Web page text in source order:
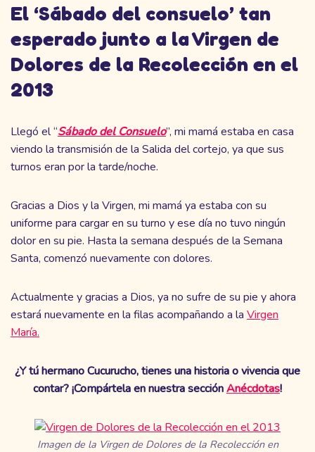
El ‘Sábado del consuelo’ tan
esperado junto a la Virgen de
Dolores de la Recolección en el
2013
Llegó el “Sábado del Consuelo”, mi mamá estaba en casa
viendo la transmisión de la Salida del cortejo, ya que sus
turnos eran por la tarde/noche.
Gracias a Dios y la Virgen, mi mamá ya estaba con su
uniforme para cargar en su turno y ese día no tuvo ningún
dolor en su pie. Hasta la semana después de la Semana
Santa, comenzó nuevamente con dolores.
Actualmente y gracias a Dios, ya no sufre de su pie y ahora
estará nuevamente en la filas acompañando a la Virgen
María.
¿Y tú hermano Cucurucho, tienes una historia o vivencia que
contar? ¡Compártela en nuestra secciónAnécdotas!
Imagen de la Virgen de Dolores de la Recolección en